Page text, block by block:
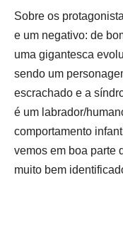
Sobre os
e um negativo: de
uma gigantesca
sendo um
escrachado e a
é um labrador/
comportamento
vemos em boa parte
muito bem